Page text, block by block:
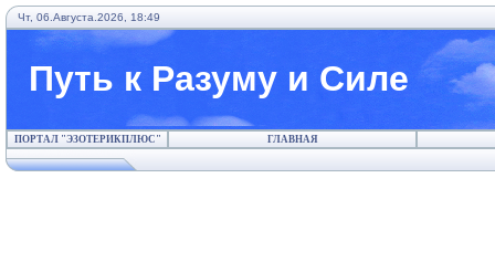
Чт, 06.Августа.2026, 18:49
Путь к Разуму и Силе
ПОРТАЛ "ЭЗОТЕРИКПЛЮС" ГЛАВНАЯ